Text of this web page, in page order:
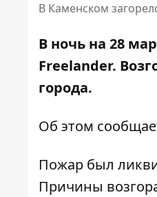
В Каменском
В ночь на 28
Freelander.
города.
Об этом
Пожар был
Причины